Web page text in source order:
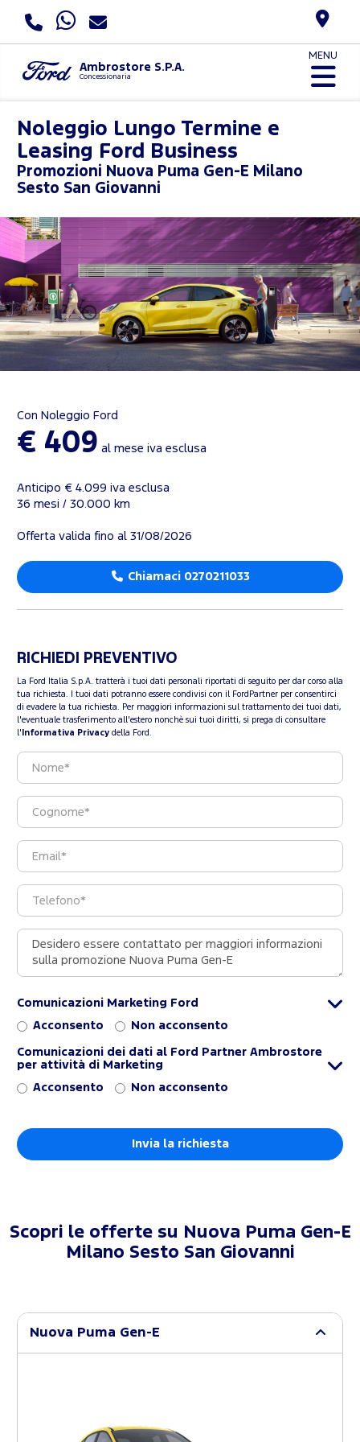
Ambrostore S.P.A.
Concessionaria
MENU
Noleggio Lungo Termine e
Leasing Ford Business
Promozioni Nuova Puma Gen-E Milano
Sesto San Giovanni
Con Noleggio Ford
€ 409 al mese iva esclusa
Anticipo € 4.099 iva esclusa
36 mesi / 30.000 km
Offerta valida fino al 31/08/2026
Chiamaci 0270211033
RICHIEDI PREVENTIVO
La Ford Italia S.p.A. tratterà i tuoi dati personali riportati di seguito per dar corso alla
tua richiesta. I tuoi dati potranno essere condivisi con il FordPartner per consentirci
di evadere la tua richiesta. Per maggiori informazioni sul trattamento dei tuoi dati,
l'eventuale trasferimento all'estero nonchè sui tuoi diritti, si prega di consultare
l' Informativa Privacy della Ford.
Comunicazioni Marketing Ford
Acconsento Non acconsento
Comunicazioni dei dati al Ford Partner Ambrostore
per attività di Marketing
Acconsento Non acconsento
Scopri le offerte su
Nuova Puma Gen-E
Milano Sesto San Giovanni
Nuova Puma Gen-E